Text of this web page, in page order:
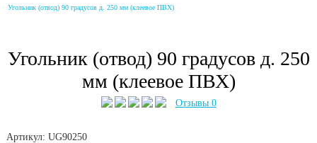
Угольник (отвод) 90 градусов д. 250 мм (клеевое ПВХ)
Угольник (отвод) 90 градусов д. 250
мм (клеевое ПВХ)
Отзывы 0
Артикул: UG90250